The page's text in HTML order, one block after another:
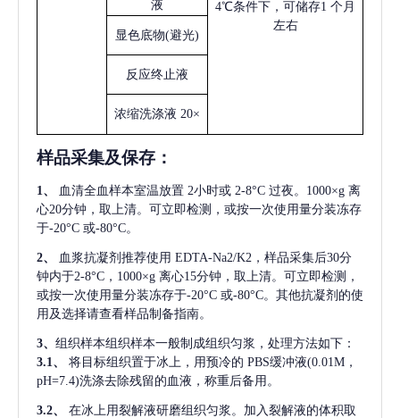
4℃条件下，可储存1 个月
左右
液
显色底物(避光)
反应终止液
浓缩洗涤液 20×
样品采集及保存 ：
1、 血清全血样本室温放置 2小时或 2-8°C 过夜。1000×g 离
心20分钟，取上清。可立即检测，或按一次使用量分装冻存
于-20°C 或-80°C。
2、 血浆抗凝剂推荐使用 EDTA-Na2/K2，样品采集后30分
钟内于2-8°C，1000×g 离心15分钟，取上清。可立即检测，
或按一次使用量分装冻存于-20°C 或-80°C。其他抗凝剂的使
用及选择请查看样品制备指南。
3、 组织样本组织样本一般制成组织匀浆，处理方法如下：
3.1、
将目标组织置于冰上，用预冷的 PBS缓冲液(0.01M，
pH=7.4)洗涤去除残留的血液，称重后备用。
3.2、
在冰上用裂解液研磨组织匀浆。加入裂解液的体积取